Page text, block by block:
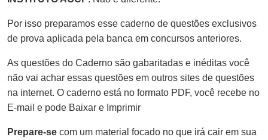
Por isso preparamos esse caderno de questões exclusivos
de prova aplicada pela banca em concursos anteriores.
As questões do Caderno são gabaritadas e inéditas você
não vai achar essas questões em outros sites de questões
na internet. O caderno está no formato PDF, você recebe no
E-mail e pode Baixar e Imprimir
Prepare-se com um material focado no que irá cair em sua